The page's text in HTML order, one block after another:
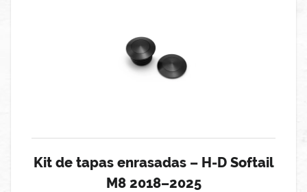
Kit de tapas enrasadas – H-D Softail
M8 2018–2025